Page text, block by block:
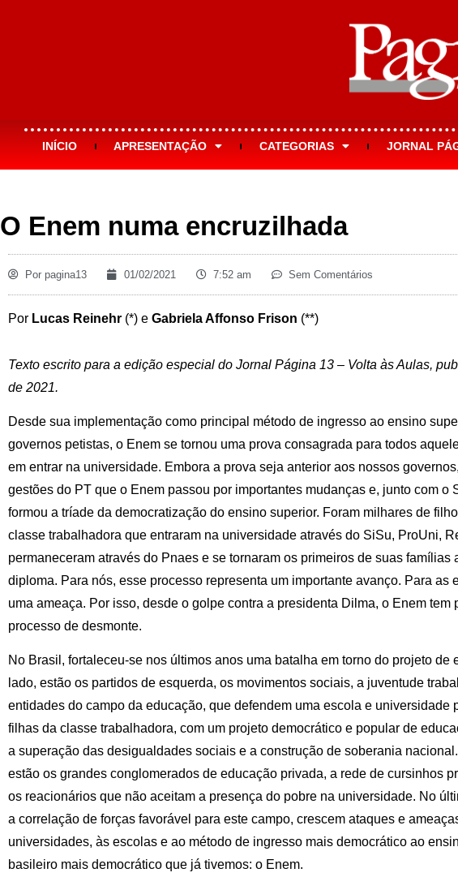
INÍCIO APRESENTAÇÃO CATEGORIAS JORNAL
O Enem numa encruzilhada
Por pagina13 01/02/2021 7:52 am Sem Comentários
Por Lucas Reinehr (*) e Gabriela Affonso Frison (**)
Texto escrito para a edição especial do Jornal Página 13 – Volta às Aulas,
de 2021.
Desde sua implementação como principal método de ingresso ao ensino
governos petistas, o Enem se tornou uma prova consagrada para todos
em entrar na universidade. Embora a prova seja anterior aos nossos
gestões do PT que o Enem passou por importantes mudanças e, junto com o
formou a tríade da democratização do ensino superior. Foram milhares de
classe trabalhadora que entraram na universidade através do SiSu, ProUni,
permaneceram através do Pnaes e se tornaram os primeiros de suas famílias
diploma. Para nós, esse processo representa um importante avanço. Para as
uma ameaça. Por isso, desde o golpe contra a presidenta Dilma, o Enem tem
processo de desmonte.
No Brasil, fortaleceu-se nos últimos anos uma batalha em torno do projeto de
lado, estão os partidos de esquerda, os movimentos sociais, a juventude
entidades do campo da educação, que defendem uma escola e universidade
filhas da classe trabalhadora, com um projeto democrático e popular de
a superação das desigualdades sociais e a construção de soberania
estão os grandes conglomerados de educação privada, a rede de cursinhos
os reacionários que não aceitam a presença do pobre na universidade. No
a correlação de forças favorável para este campo, crescem ataques e
universidades, às escolas e ao método de ingresso mais democrático ao
basileiro mais democrático que já tivemos: o Enem.